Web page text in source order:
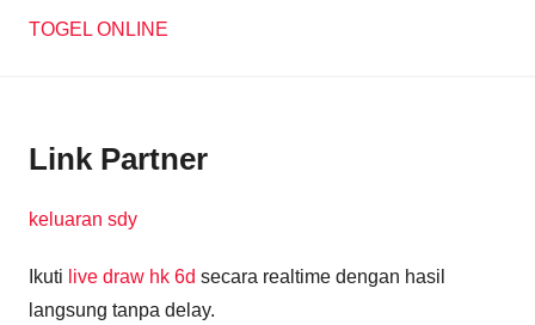
TOGEL ONLINE
Link Partner
keluaran sdy
Ikuti live draw hk 6d secara realtime dengan hasil
langsung tanpa delay.